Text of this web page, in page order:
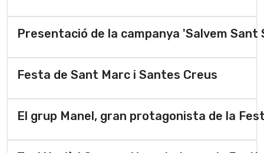
Presentació de la campanya 'Salvem Sant
Festa de Sant Marc i Santes Creus
El grup Manel, gran protagonista de la